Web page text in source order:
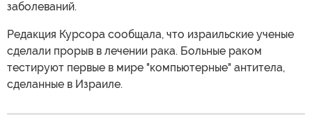
заболеваний.
Редакция Курсора сообщала, что израильские ученые
сделали прорыв в лечении рака. Больные раком
тестируют первые в мире "компьютерные" антитела,
сделанные в Израиле.